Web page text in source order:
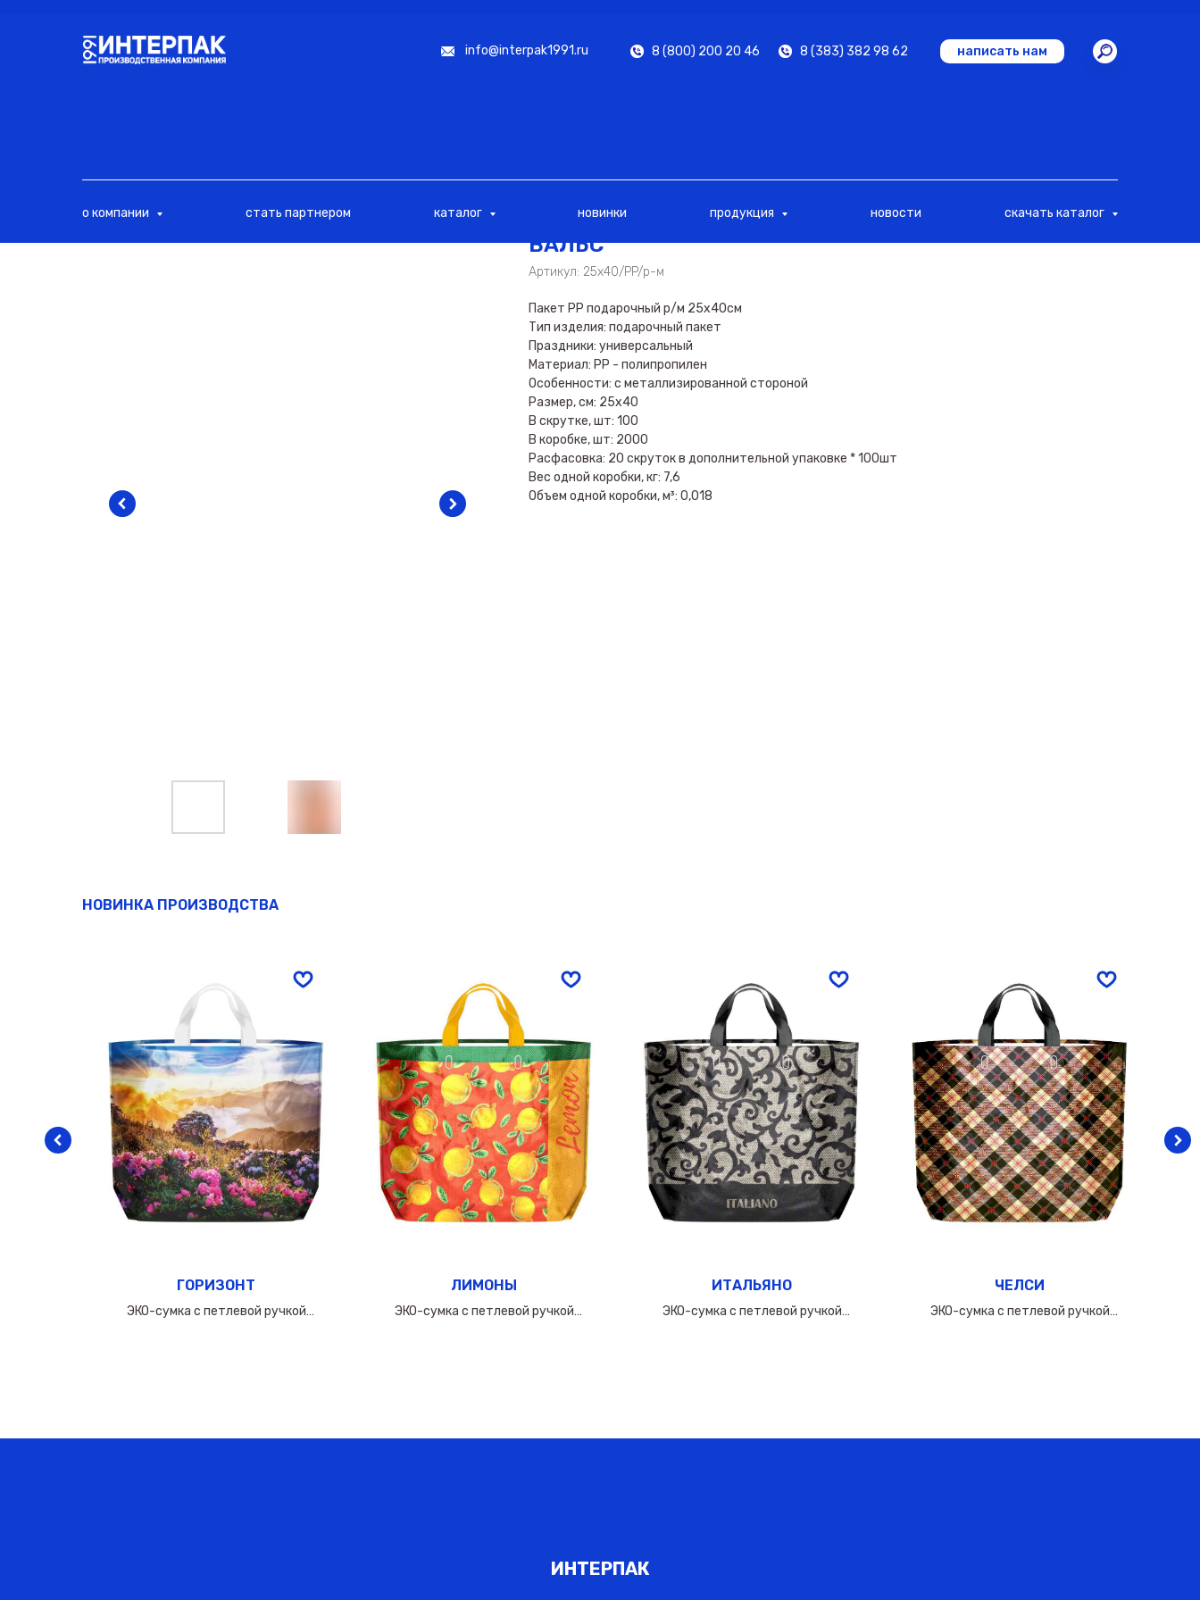
написать нам
info@interpak1991.ru 8 (800) 200 20 46 8 (383) 382 98 62
о компании стать партнером каталог новинки продукция новости скачать каталог
ВАЛЬС
Артикул: 25х40/PP/р-м
Пакет PP подарочный р/м 25х40см
Тип изделия: подарочный пакет
Праздники: универсальный
Материал: PP - полипропилен
Особенности: с металлизированной стороной
Размер, см: 25х40
В скрутке, шт: 100
В коробке, шт: 2000
Расфасовка: 20 скруток в дополнительной упаковке * 100шт
Вес одной коробки, кг: 7,6
Объем одной коробки, м³: 0,018
НОВИНКА ПРОИЗВОДСТВА
ГОРИЗОНТ
ЭКО-сумка с петлевой ручкой
ЛИМОНЫ
ЭКО-сумка с петлевой ручкой
ИТАЛЬЯНО
ЭКО-сумка с петлевой ручкой
ЧЕЛСИ
ЭКО-сумка с петлевой ручкой
ИНТЕРПАК